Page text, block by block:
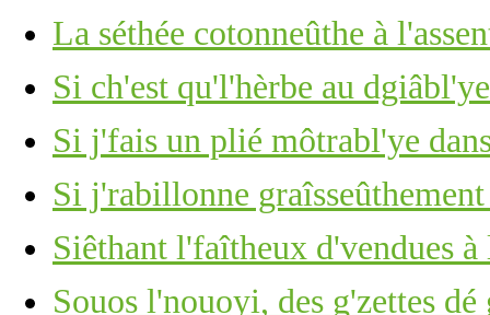
La séthée cotonneûthe à
Si ch'est qu'l'hèrbe au
Si j'fais un plié môtrabl'ye
Si j'rabillonne
Siêthant l'faîtheux d'vendues
Souos l'nouoyi, des g'zettes